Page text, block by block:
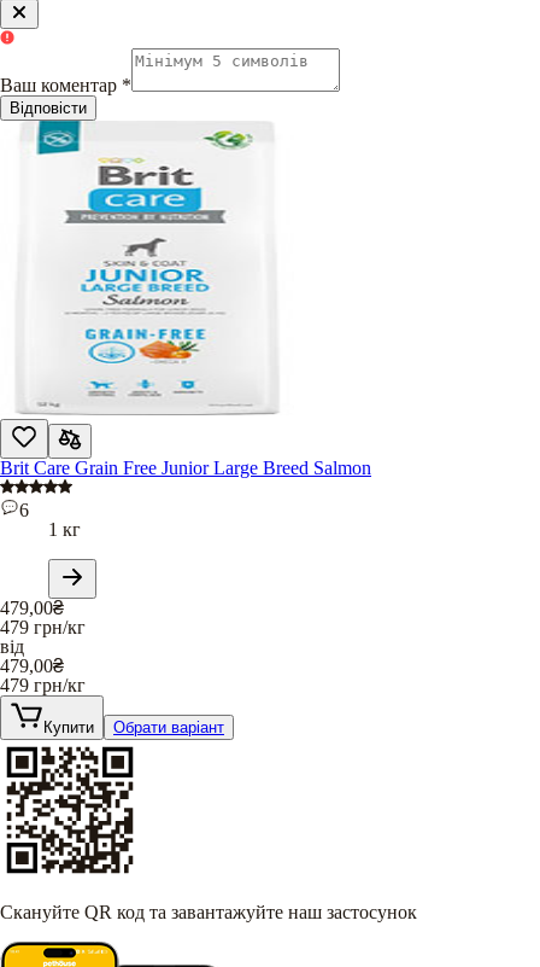
Ваш коментар *
Відповісти
Brit Care Grain Free Junior Large Breed Salmon
6
1 кг
479,00₴
479 грн/кг
від
479,00₴
479 грн/кг
Купити Обрати варіант
Скануйте QR код та завантажуйте наш застосунок